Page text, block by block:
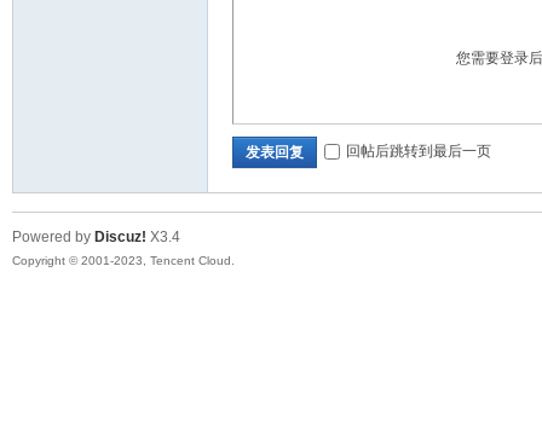
Bo
您需要登录
发表回复 回帖后跳转到最后一页
Powered by Discuz! X3.4
Copyright © 2001-2023, Tencent Cloud.